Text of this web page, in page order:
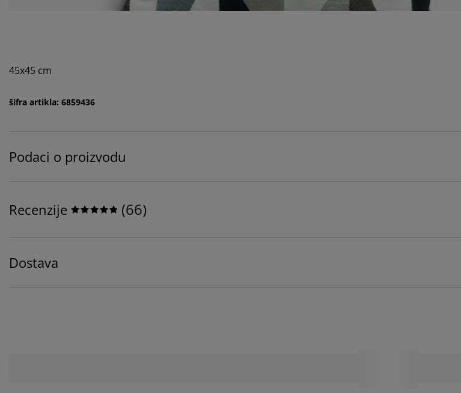
45x45 cm
šifra artikla: 6859436
Podaci o proizvodu
Recenzije (66)
Dostava